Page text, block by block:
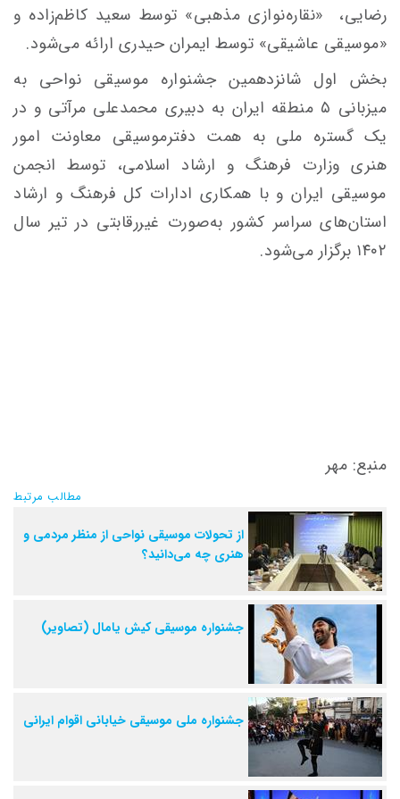
رضایی، ‌ «نقاره‌نوازی مذهبی» توسط سعید کاظم‌زاده و
«موسیقی عاشیقی» توسط ایمران حیدری ارائه می‌شود.
بخش اول شانزدهمین جشنواره موسیقی نواحی به
میزبانی ۵ منطقه ایران به دبیری محمدعلی مرآتی و در
یک گستره ملی به‌ همت دفترموسیقی معاونت امور
هنری وزارت فرهنگ و ارشاد اسلامی، توسط انجمن
موسیقی ایران و با همکاری ادارات کل فرهنگ و ارشاد
استان‌های سراسر کشور به‌صورت غیررقابتی در تیر سال
۱۴۰۲ برگزار می‌شود.
منبع: مهر
مطالب مرتبط
از تحولات موسیقی نواحی از منظر مردمی و
هنری چه می‌دانید؟
جشنواره‌ موسیقی کیش یامال (تصاویر)
جشنواره ملی موسیقی خیابانی اقوام ایرانی